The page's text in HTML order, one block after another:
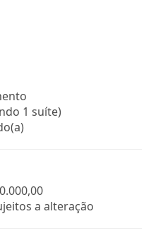
1 suíte)
a alteração